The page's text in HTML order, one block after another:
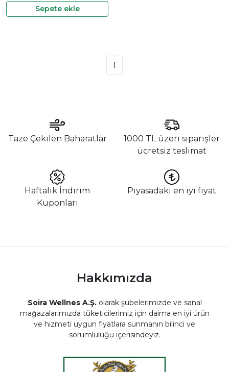
Sepete ekle
1
Taze Çekilen Baharatlar
1000 TL üzeri siparişler
ücretsiz teslimat
Haftalık İndirim
Kuponları
Piyasadaki en iyi fiyat
Hakkımızda
Soira Wellnes A.Ş.olarak şubelerimizde ve sanal
mağazalarımızda tüketicilerimiz için daima en iyi ürün
ve hizmeti uygun fiyatlara sunmanın bilinci ve
sorumluluğu içerisindeyiz.